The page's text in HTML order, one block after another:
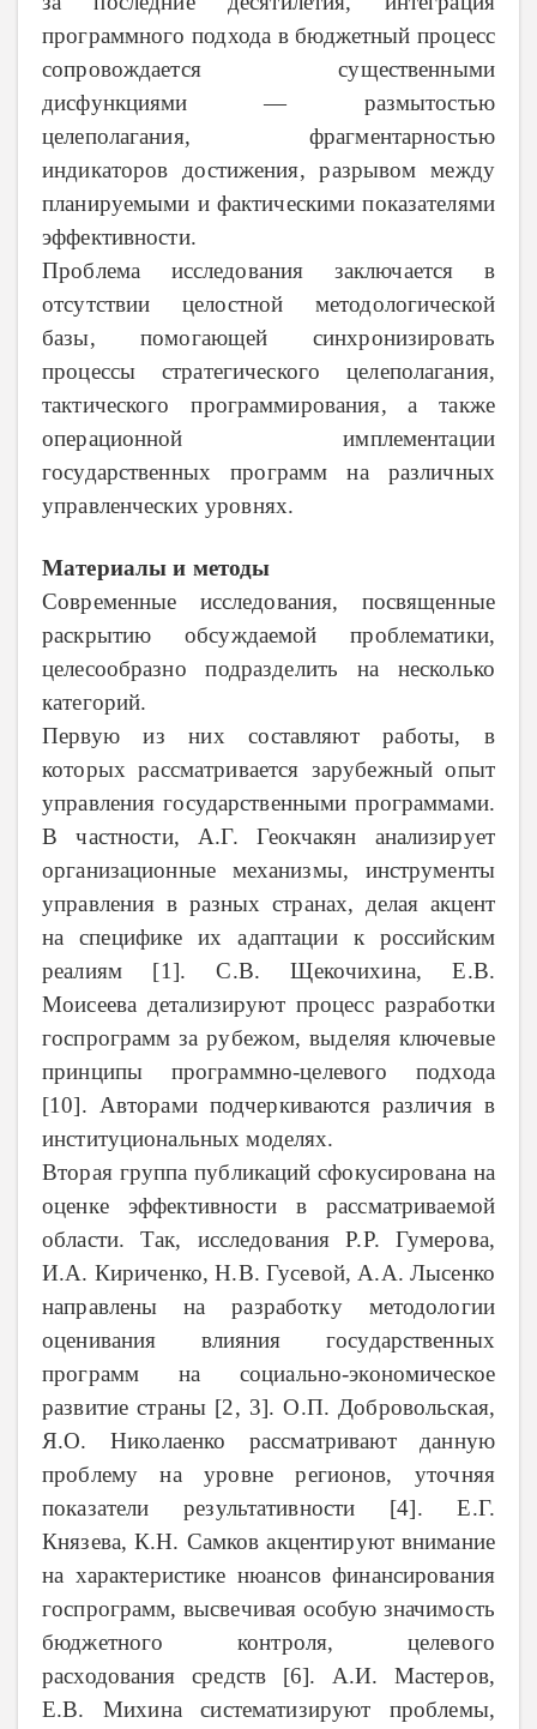
программного подхода в бюджетный процесс
сопровождается существенными
дисфункциями — размытостью
целеполагания, фрагментарностью
индикаторов достижения, разрывом между
планируемыми и фактическими показателями
эффективности.
Проблема исследования заключается в
отсутствии целостной методологической
базы, помогающей синхронизировать
процессы стратегического целеполагания,
тактического программирования, а также
операционной имплементации
государственных программ на различных
управленческих уровнях.
Материалы и методы
Современные исследования, посвященные
раскрытию обсуждаемой проблематики,
целесообразно подразделить на несколько
категорий.
Первую из них составляют работы, в
которых рассматривается зарубежный опыт
управления государственными программами.
В частности, А.Г. Геокчакян анализирует
организационные механизмы, инструменты
управления в разных странах, делая акцент
на специфике их адаптации к российским
реалиям [1]. С.В. Щекочихина, Е.В.
Моисеева детализируют процесс разработки
госпрограмм за рубежом, выделяя ключевые
принципы программно-целевого подхода
[10]. Авторами подчеркиваются различия в
институциональных моделях.
Вторая группа публикаций сфокусирована на
оценке эффективности в рассматриваемой
области. Так, исследования Р.Р. Гумерова,
И.А. Кириченко, Н.В. Гусевой, А.А. Лысенко
направлены на разработку методологии
оценивания влияния государственных
программ на социально-экономическое
развитие страны [2, 3]. О.П. Добровольская,
Я.О. Николаенко рассматривают данную
проблему на уровне регионов, уточняя
показатели результативности [4]. Е.Г.
Князева, К.Н. Самков акцентируют внимание
на характеристике нюансов финансирования
госпрограмм, высвечивая особую значимость
бюджетного контроля, целевого
расходования средств [6]. А.И. Мастеров,
Е.В. Михина систематизируют проблемы,